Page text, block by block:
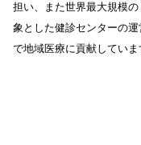
担い、また世界最大規模
象とした健診センターの
で地域医療に貢献していま